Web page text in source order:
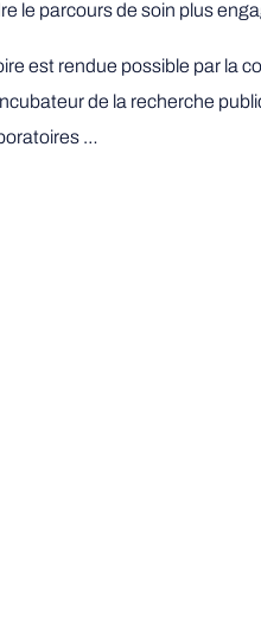
le parcours de soin plus
est rendue possible par la
de la recherche
…